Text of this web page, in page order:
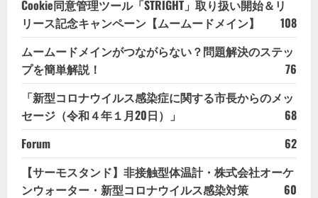
Cookie同意管理ツール「STRIGHT」取り扱い開始＆リ
リース記念キャンペーン【ムームードメイン】
108
ムームードメインがつながらない？問題解決のステッ
プを簡単解説！
76
「新型コロナウイルス感染症に関する市長からのメッ
セージ（令和４年１月20日）」
68
Forum
62
【サーモスタンド】非接触型体温計・株式会社オーケ
ンウォーター・新型コロナウイルス感染対策
60